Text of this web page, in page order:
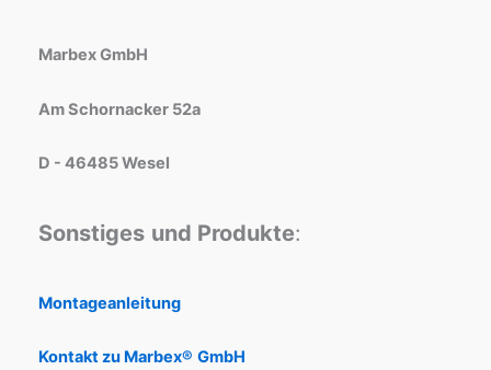
Marbex GmbH
Am Schornacker 52a
D - 46485 Wesel
Sonstiges und Produkte:
Montageanleitung
Kontakt zu Marbex® GmbH